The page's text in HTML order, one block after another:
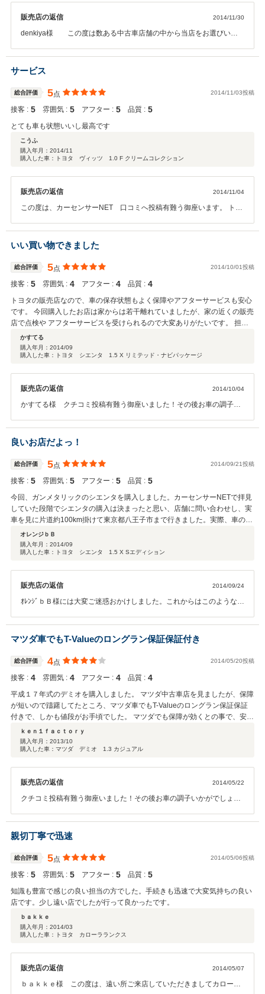
販売店の返信 2014/11/30
denkiya様 この度は数ある中古車店舗の中から当店をお選びいた
ありがとうございます。ご納車までしっかりと整備をさせていただき
ご用意させていただきます。また、これからがお客様とのお付き合い
さい。
サービス
総合評価 5点 2014/11/03投稿
接客 : 5 雰囲気 : 5 アフター : 5 品質 : 5
とても車も状態いいし最高です
こうふ
購入年月： 2014/11
購入した車：トヨタ ヴィッツ 1.0 F クリームコレクション
販売店の返信 2014/11/04
この度は、カーセンサーNET 口コミへ投稿有難う御座います。 トヨ
少々お待ち下さいませ。
いい買い物できました
総合評価 5点 2014/10/01投稿
接客 : 5 雰囲気 : 4 アフター : 4 品質 : 4
トヨタの販売店なので、車の保存状態もよく保障やアフターサービスも安心
です。 今回購入したお店は家からは若干離れていましたが、家の近くの販売
店で点検や アフターサービスを受けられるので大変ありがたいです。 担当
していただいた方の説明も大変丁寧でした。
かすてる
購入年月： 2014/09
購入した車：トヨタ シエンタ 1.5 X リミテッド・ナビパッケージ
販売店の返信 2014/10/04
かすてる様 クチコミ投稿有難う御座いました！その後お車の調子い
もうれしく存じます。今後ともアフターサービス含め、安心のカーラ
イフをご提供出来る様努めてまいります。 また何か御座いましたら遠
慮なくご連絡下さい、よろしくお願い致します。
良いお店だよっ！
総合評価 5点 2014/09/21投稿
接客 : 5 雰囲気 : 5 アフター : 5 品質 : 5
今回、ガンメタリックのシエンタを購入しました。カーセンサーNETで拝見
していた段階でシエンタの購入は決まったと思い、店舗に問い合わせし、実
車を見に片道約100km掛けて東京都八王子市まで行きました。実際、車の状
態も良く、営業担当して下さった前○さんの対応も大変素晴らしいかったで
す。納車の日に思わぬアクシデント(土禁・・・笑)もありましたが、そのア
クシデントにも対応良く、気持ちの良い契約並びに納車が出来て大変良かっ
オレンジｂＢ
購入年月： 2014/09
購入した車：トヨタ シエンタ 1.5 X Sエディション
販売店の返信 2014/09/24
ｵﾚﾝｼﾞｂＢ様には大変ご迷惑おかけしました。これからはこのような事
マツダ車でもT-Valueのロングラン保証保証付き
総合評価 4点 2014/05/20投稿
接客 : 4 雰囲気 : 4 アフター : 4 品質 : 4
平成１７年式のデミオを購入しました。 マツダ中古車店を見ましたが、保障
が短いので躊躇してたところ、マツダ車でもT-Valueのロングラン保証保証
付きで、しかも値段がお手頃でした。 マツダでも保障が効くとの事で、安心
して購入できました。 また、担当者の対応も柔軟で、非常に助かりました。
ｋｅｎ１ｆａｃｔｏｒｙ
購入年月： 2013/10
購入した車：マツダ デミオ 1.3 カジュアル
販売店の返信 2014/05/22
クチコミ投稿有難う御座いました！その後お車の調子いかがでしょう
る様努めてまいります。 また何か御座いましたら遠慮なくご連絡下さ
い、よろしくお願い致します。
親切丁寧で迅速
総合評価 5点 2014/05/06投稿
接客 : 5 雰囲気 : 5 アフター : 5 品質 : 5
知識も豊富で感じの良い担当の方でした。手続きも迅速で大変気持ちの良い
店です。少し遠い店でしたが行って良かったです。
ｂａｋｋｅ
購入年月： 2014/03
購入した車：トヨタ カローラランクス
販売店の返信 2014/05/07
ｂａｋｋｅ様 この度は、遠い所ご来店していただきましてカローラ